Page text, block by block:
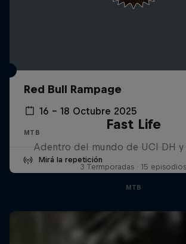
Red Bull Rampage
16 – 18 Octubre 2025
MTB
Mirá la repetición
Fast Life
Adentro del mundo de UCI DH y
3 Termporadas · 15 episodios
MTB